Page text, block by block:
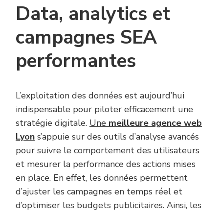
Data, analytics et
campagnes SEA
performantes
L’exploitation des données est aujourd’hui
indispensable pour piloter efficacement une
stratégie digitale. Une meilleure agence web
Lyon s’appuie sur des outils d’analyse avancés
pour suivre le comportement des utilisateurs
et mesurer la performance des actions mises
en place. En effet, les données permettent
d’ajuster les campagnes en temps réel et
d’optimiser les budgets publicitaires. Ainsi, les